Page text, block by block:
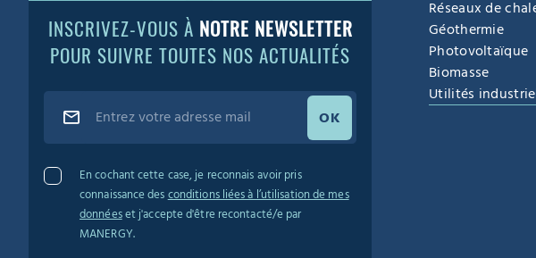
INSCRIVEZ-VOUS À NOTRE NEWSLETTER
POUR SUIVRE TOUTES NOS ACTUALITÉS
OK
En cochant cette case, je reconnais avoir pris
connaissance des conditions liées à l’utilisation de mes
donnéeset j'accepte d'être recontacté/e par
MANERGY.
Réseaux de
Géothermie
Photovoltaïque
Biomasse
Utilités